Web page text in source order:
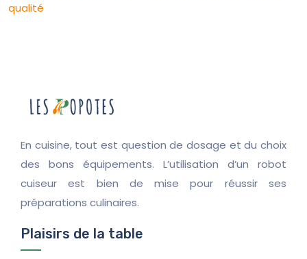
qualité
En cuisine, tout est question de dosage et du choix
des bons équipements. L’utilisation d’un robot
cuiseur est bien de mise pour réussir ses
préparations culinaires.
Plaisirs de la table